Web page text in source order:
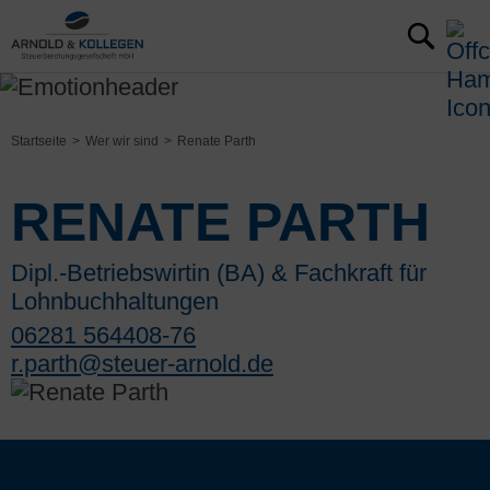
Startseite Wer wir sind Renate Parth
RENATE PARTH
Dipl.-Betriebswirtin (BA) & Fachkraft für
Lohnbuchhaltungen
06281 564408-76
r.parth@steuer-arnold.de